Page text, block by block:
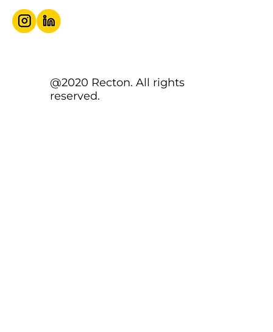
@2020 Recton. All rights
reserved.